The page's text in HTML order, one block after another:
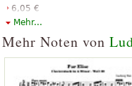
6,05 €
Orchestra, Full orchestra
Mehr...
Mehr Noten von